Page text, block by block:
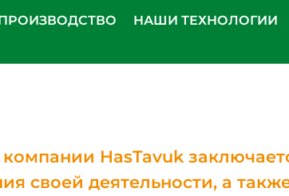
НАШИ ТЕХНОЛОГИИ
HasTavuk
своей деятельности, а